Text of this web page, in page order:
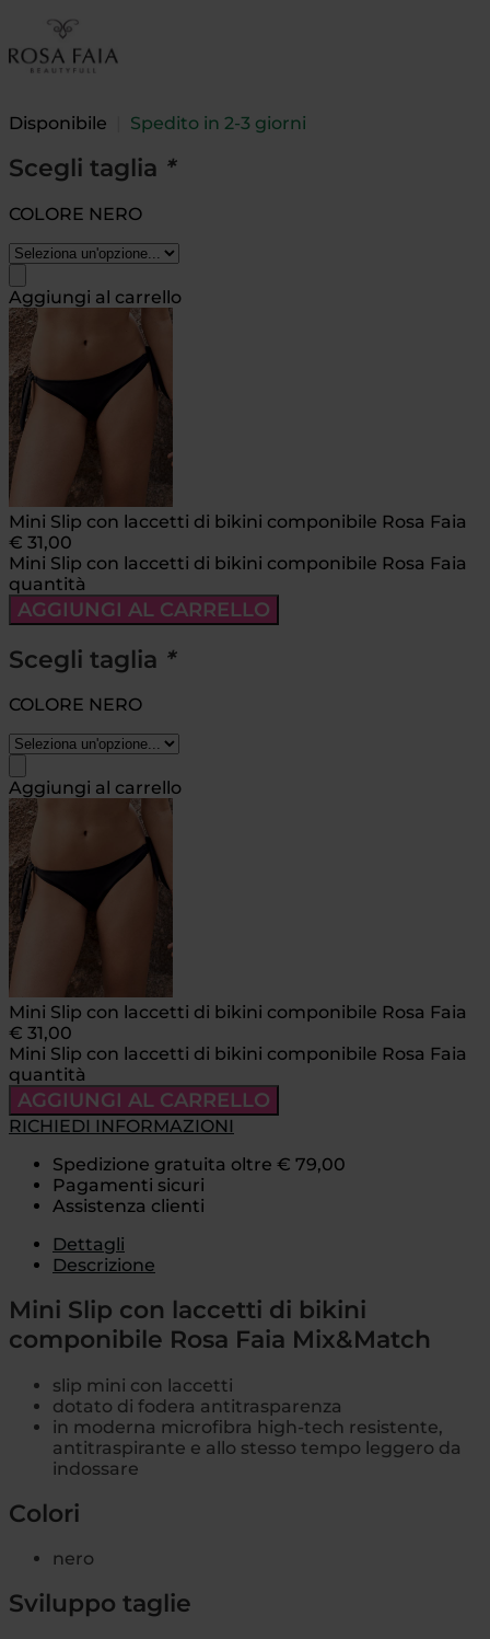
Disponibile Spedito in 2-3 giorni
Scegli taglia *
COLORE NERO
Aggiungi al carrello
Mini Slip con laccetti di bikini componibile Rosa Faia
€ 31,00
Mini Slip con laccetti di bikini componibile Rosa Faia
quantità
AGGIUNGI AL CARRELLO
Scegli taglia *
COLORE NERO
Aggiungi al carrello
Mini Slip con laccetti di bikini componibile Rosa Faia
€ 31,00
Mini Slip con laccetti di bikini componibile Rosa Faia
quantità
AGGIUNGI AL CARRELLO
RICHIEDI INFORMAZIONI
Spedizione gratuita oltre € 79,00
Pagamenti sicuri
Assistenza clienti
Dettagli
Descrizione
Mini Slip con laccetti di bikini
componibile Rosa Faia Mix&Match
slip mini con laccetti
dotato di fodera antitrasparenza
in moderna microfibra high-tech resistente,
antitraspirante e allo stesso tempo leggero da
indossare
Colori
nero
Sviluppo taglie